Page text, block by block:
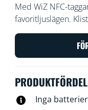
Med WiZ NFC-
favoritljuslägen.
taggarna och tryck
anpassa taggarna
utlösa fokusläge
eller vilken annan
Inga